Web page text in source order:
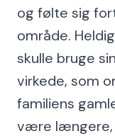
og følte sig
område.
skulle bruge
virkede, som
familiens
være længere,